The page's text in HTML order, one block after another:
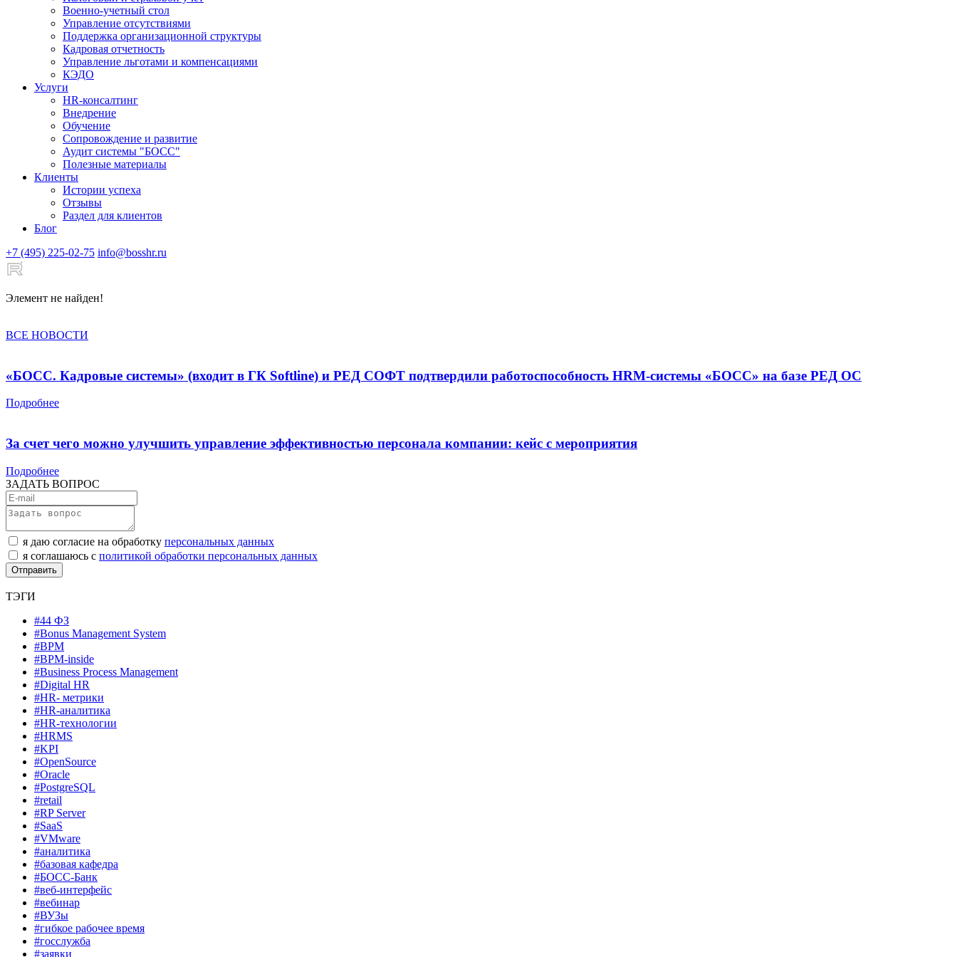
Военно-учетный стол
Управление отсутствиями
Поддержка организационной структуры
Кадровая отчетность
Управление льготами и компенсациями
КЭДО
Услуги
HR-консалтинг
Внедрение
Обучение
Сопровождение и развитие
Аудит системы "БОСС"
Полезные материалы
Клиенты
Истории успеха
Отзывы
Раздел для клиентов
Блог
+7 (495) 225-02-75 info@bosshr.ru
Элемент не найден!
ВСЕ НОВОСТИ
«БОСС. Кадровые системы» (входит в ГК Softline) и РЕД СОФТ подтвердили работоспособность HRM-системы «БОСС» на базе РЕД ОС
Подробнее
За счет чего можно улучшить управление эффективностью персонала компании: кейс с мероприятия
Подробнее
ЗАДАТЬ ВОПРОС
я даю согласие на обработку персональных данных
я соглашаюсь с политикой обработки персональных данных
ТЭГИ
#44 ФЗ
#Bonus Management System
#BPM
#BPM-inside
#Business Process Management
#Digital HR
#HR- метрики
#HR-аналитика
#HR-технологии
#HRMS
#KPI
#OpenSource
#Oracle
#PostgreSQL
#retail
#RP Server
#SaaS
#VMware
#аналитика
#базовая кафедра
#БОСС-Банк
#веб-интерфейс
#вебинар
#ВУЗы
#гибкое рабочее время
#госслужба
#заявки